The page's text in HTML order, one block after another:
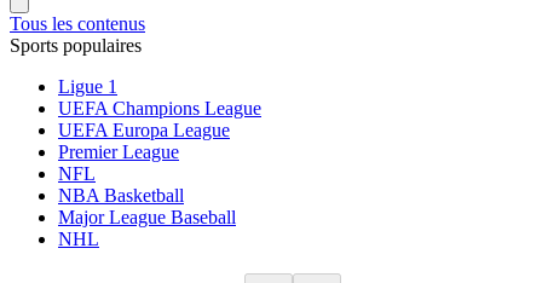
Tous les contenus
Sports populaires
Ligue 1
UEFA Champions League
UEFA Europa League
Premier League
NFL
NBA Basketball
Major League Baseball
NHL